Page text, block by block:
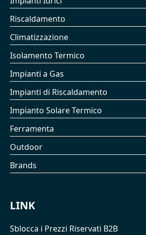
Riscaldamento
Climatizzazione
Isolamento Termico
Impianti a Gas
Impianti di Riscaldamento
Impianto Solare Termico
Ferramenta
Outdoor
Brands
LINK
Sblocca i Prezzi Riservati B2B